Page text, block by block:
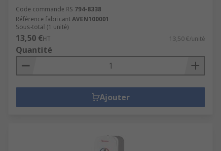
Code commande RS 794-8338
Référence fabricantAVEN100001
Sous-total (1 unité)
13,50 €HT 13,50 €/unité
Quantité
Ajouter